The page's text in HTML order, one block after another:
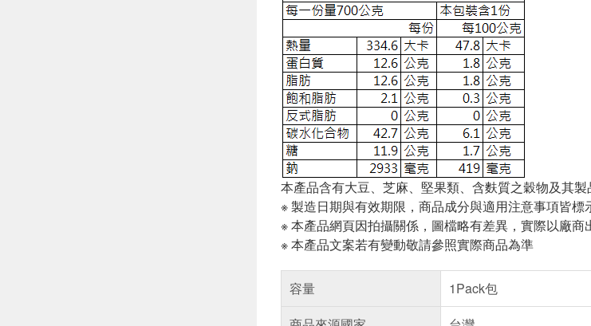
本產品含有大豆、芝麻、堅果類、含麩質之穀物及其製
※ 製造日期與有效期限，商品成分與適用注意事項皆標
※ 本產品網頁因拍攝關係，圖檔略有差異，實際以廠商
※ 本產品文案若有變動敬請參照實際商品為準
容量
1Pack包